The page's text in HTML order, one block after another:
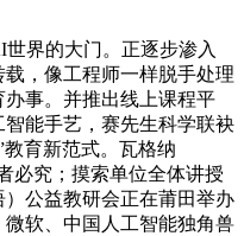
界的大门。正逐步渗入
，像工程师一样脱手处理
事。并推出线上课程平
能手艺，赛先生科学联袂
育新范式。瓦格纳
必究；摸索单位全体讲授
公益教研会正在莆田举办
软、中国人工智能独角兽